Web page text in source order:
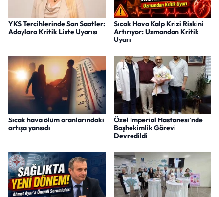
YKS Tercihlerinde Son Saatler:
Adaylara Kritik Liste Uyarısı
Sıcak Hava Kalp Krizi Riskini
Artırıyor: Uzmandan Kritik
Uyarı
Sıcak hava ölüm oranlarındaki
artışa yansıdı
Özel İmperial Hastanesi’nde
Başhekimlik Görevi
Devredildi